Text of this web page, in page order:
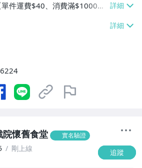
件運費$40、消費滿$1000免
院懷舊食堂 實名驗證
剛上線 追蹤